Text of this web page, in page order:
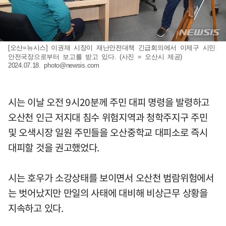
[오산=뉴시스] 이권재 시장이 재난안전대책 긴급회의에서 이제구 시민
안전국장으로부터 보고를 받고 있다. (사진 = 오산시 제공)
2024.07.18.photo@newsis.com
시는 이날 오전 9시20분께 주민 대피 명령을 발령하고
오산천 인근 저지대 침수 위험지역과 청학주지구 주민
및 오색시장 일원 주민들을 오산중학교 대피소로 즉시
대피할 것을 권고했었다.
시는 호우가 소강상태를 보이면서 오산천 범람위험에서
는 벗어났지만 만일의 사태에 대비해 비상근무 상황을
지속하고 있다.